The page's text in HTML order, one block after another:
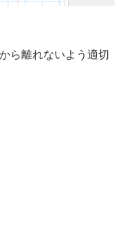
ら離れないよう適切